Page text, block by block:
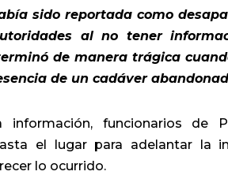
sido reportada como
al no tener
de manera trágica
de un cadáver
información, funcionarios de
el lugar para adelantar la
lo ocurrido.